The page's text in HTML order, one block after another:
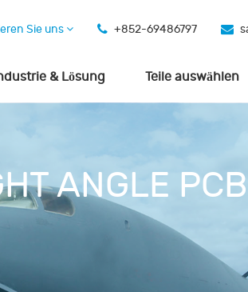
Sie uns +852-69486797
& Lösung Teile auswählen
ANGLE